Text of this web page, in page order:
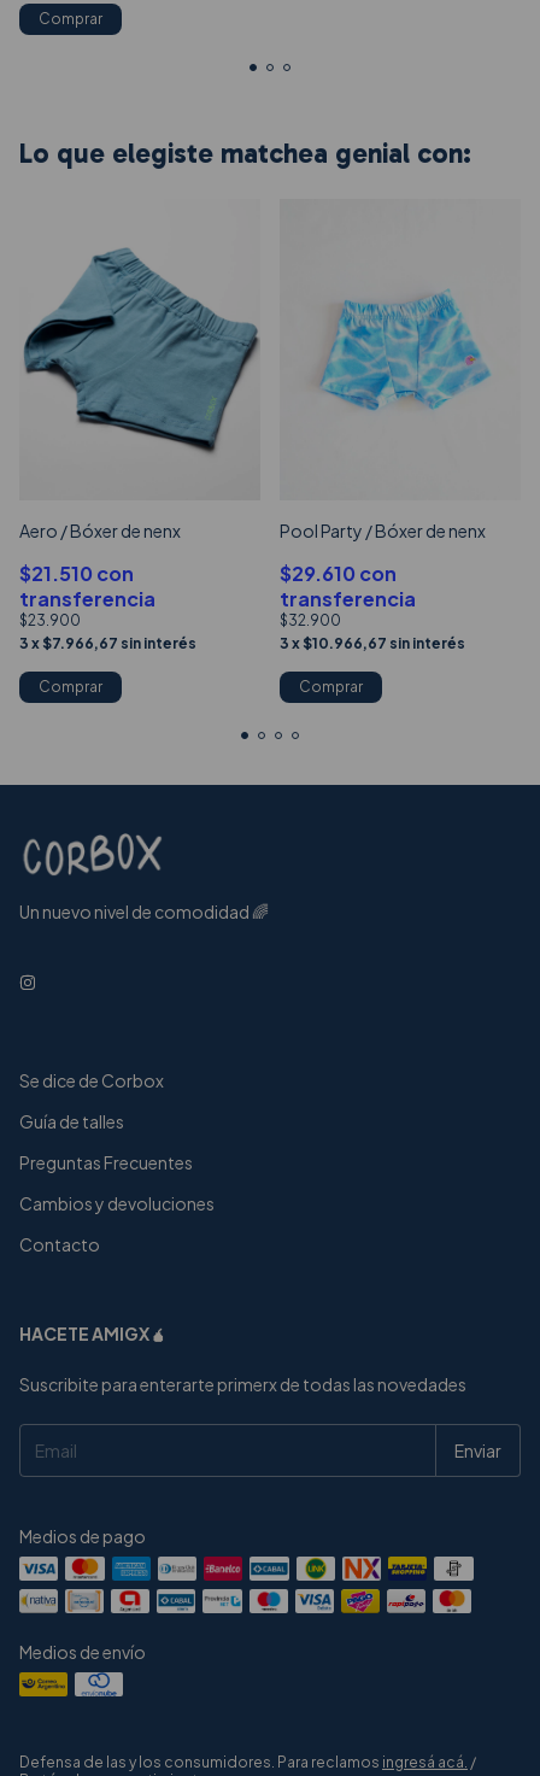
Comprar
Lo que elegiste matchea genial con:
Aero / Bóxer de nenx
$23.900
3 x $7.966,67 sin interés
$21.510 con
transferencia
Comprar
Pool Party / Bóxer de nenx
$32.900
3 x $10.966,67 sin interés
$29.610 con
transferencia
Comprar
Un nuevo nivel de comodidad 🌈
Se dice de Corbox
Guía de talles
Preguntas Frecuentes
Cambios y devoluciones
Contacto
HACETE AMIGX🧉
Suscribite para enterarte primerx de todas las novedades
Medios de pago
Medios de envío
Defensa de las y los consumidores. Para reclamos ingresá acá. /